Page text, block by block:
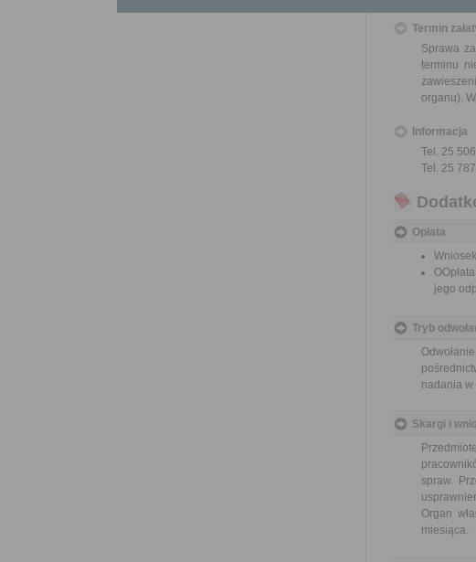
Termin
Sprawa
terminu
organu).
Informacja
Tel. 25
Tel. 25
Opłata
jego
Tryb
nadania w
Skargi i
spraw.
Organ
miesiąca.